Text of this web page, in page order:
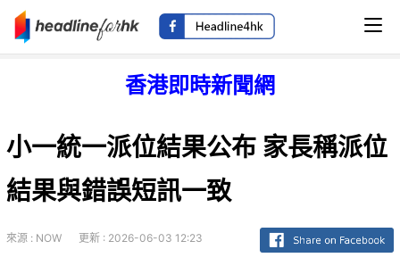
香港即時新聞網
小一統一派位結果公布 家長稱派位
結果與錯誤短訊一致
來源 : NOW 更新 : 2026-06-03 12:23